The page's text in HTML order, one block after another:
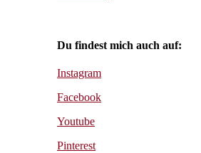
Du findest mich auch auf:
Instagram
Facebook
Youtube
Pinterest